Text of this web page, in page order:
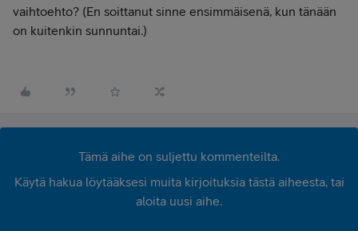
vaihtoehto? (En soittanut sinne ensimmäisenä, kun tänään
on kuitenkin sunnuntai.)
Tämä aihe on suljettu kommenteilta.
Käytä hakua löytääksesi muita kirjoituksia tästä aiheesta, tai
aloita uusi aihe.